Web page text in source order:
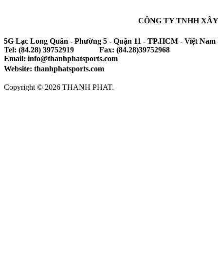
CÔNG TY TNHH
5G Lạc Long Quân - Phường 5 - Quận 11 - TP.HCM - Việt Nam
Tel: (84.28) 39752919 Fax: (84.28)39752968
Email: info@thanhphatsports.com
Website: thanhphatsports.com
Copyright © 2026 THANH PHAT.